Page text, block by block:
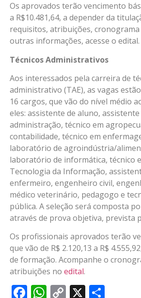
Os aprovados terão vencimento
a R$10.481,64, a depender da
requisitos, atribuições, cronograma
outras informações, acesse o edital.
Técnicos Administrativos
Aos interessados pela carreira de
administrativo (TAE), as vagas
16 cargos, que vão do nível médio
eles: assistente de aluno, assistente
administração, técnico em
contabilidade, técnico em
laboratório de agroindústria/
laboratório de informática, técnico
Tecnologia da Informação,
enfermeiro, engenheiro civil,
médico veterinário, pedagogo e
pública. A seleção será composta
através de prova objetiva, prevista
Os profissionais aprovados terão
que vão de R$ 2.120,13 a R$
de formação. Acompanhe o
atribuições no edital.
Facebook
WhatsApp
Copy
X